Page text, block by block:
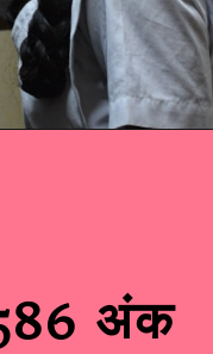
586 अंक